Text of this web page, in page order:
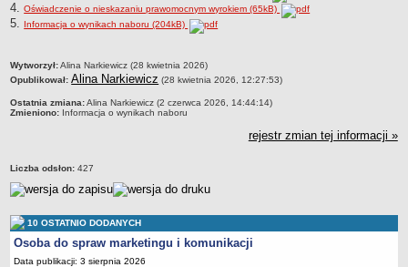
4.Oświadczenie o nieskazaniu prawomocnym wyrokiem (65kB)
5. Informacja o wynikach naboru (204kB)
metryczka
Wytworzył:Alina Narkiewicz (28 kwietnia 2026)
Opublikował: Alina Narkiewicz (28 kwietnia 2026, 12:27:53)
Ostatnia zmiana:Alina Narkiewicz (2 czerwca 2026, 14:44:14)
Zmieniono: Informacja o wynikach naboru
rejestr zmian tej informacji »
Liczba odsłon: 427
10 OSTATNIO DODANYCH
Osoba do spraw marketingu i komunikacji
Data publikacji: 3 sierpnia 2026